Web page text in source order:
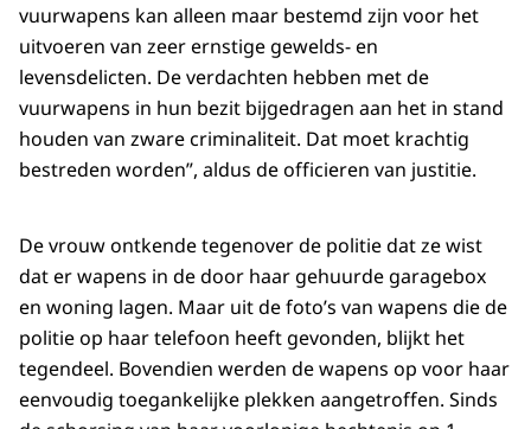
vuurwapens kan alleen maar bestemd zijn voor het
uitvoeren van zeer ernstige gewelds- en
levensdelicten. De verdachten hebben met de
vuurwapens in hun bezit bijgedragen aan het in stand
houden van zware criminaliteit. Dat moet krachtig
bestreden worden”, aldus de officieren van justitie.
De vrouw ontkende tegenover de politie dat ze wist
dat er wapens in de door haar gehuurde garagebox
en woning lagen. Maar uit de foto’s van wapens die de
politie op haar telefoon heeft gevonden, blijkt het
tegendeel. Bovendien werden de wapens op voor haar
eenvoudig toegankelijke plekken aangetroffen. Sinds